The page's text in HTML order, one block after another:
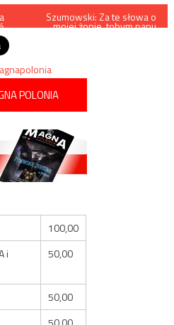
Szumowski: Za te słowa o
mojej żonie, tobym panu
POLONIA
100,00
i
50,00
50,00